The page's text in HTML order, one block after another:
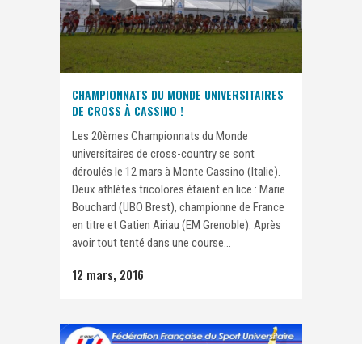
CHAMPIONNATS DU MONDE UNIVERSITAIRES
DE CROSS À CASSINO !
Les 20èmes Championnats du Monde
universitaires de cross-country se sont
déroulés le 12 mars à Monte Cassino (Italie).
Deux athlètes tricolores étaient en lice : Marie
Bouchard (UBO Brest), championne de France
en titre et Gatien Airiau (EM Grenoble). Après
avoir tout tenté dans une course...
12 mars, 2016